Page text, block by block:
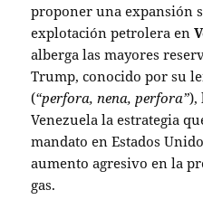
proponer una expansión
explotación petrolera en
alberga las mayores
Trump, conocido por su
(“perfora, nena, perfora”),
Venezuela la estrategia
mandato en Estados
aumento agresivo en la
gas.